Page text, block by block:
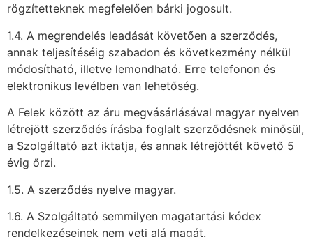
rögzítetteknek megfelelően bárki jogosult.
1.4. A megrendelés leadását követően a szerződés,
annak teljesítéséig szabadon és következmény nélkül
módosítható, illetve lemondható. Erre telefonon és
elektronikus levélben van lehetőség.
A Felek között az áru megvásárlásával magyar nyelven
létrejött szerződés írásba foglalt szerződésnek minősül,
a Szolgáltató azt iktatja, és annak létrejöttét követő 5
évig őrzi.
1.5. A szerződés nyelve magyar.
1.6. A Szolgáltató semmilyen magatartási kódex
rendelkezéseinek nem veti alá magát.